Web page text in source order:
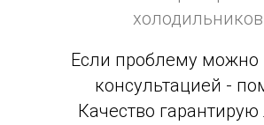
холодильников
Если проблему можно
консультацией -
Качество гарантирую